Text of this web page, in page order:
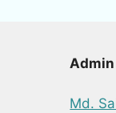
Admin
Md.